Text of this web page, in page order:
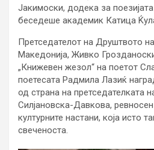
Јакимоски, додека за
беседеше академик Катица
Претседателот на Друштвото
Македонија, Живко
„Книжевен жезол“ на поетот
поетесата Радмила Лазиќ
од страна на претседателката
Силјановска-Давкова,
културните настани, која исто
свеченоста.